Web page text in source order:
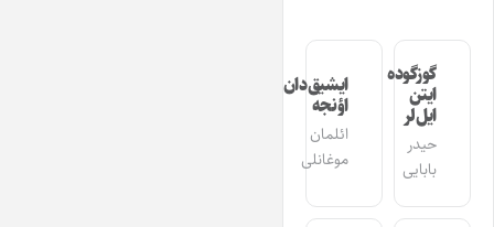
گوزگوده
ایتن
ایل‌لر
حیدر
بابایی
ایشیق‌دان
اؤنجه
ائلمان
موغانلی